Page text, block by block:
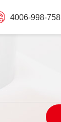
4006-998-758